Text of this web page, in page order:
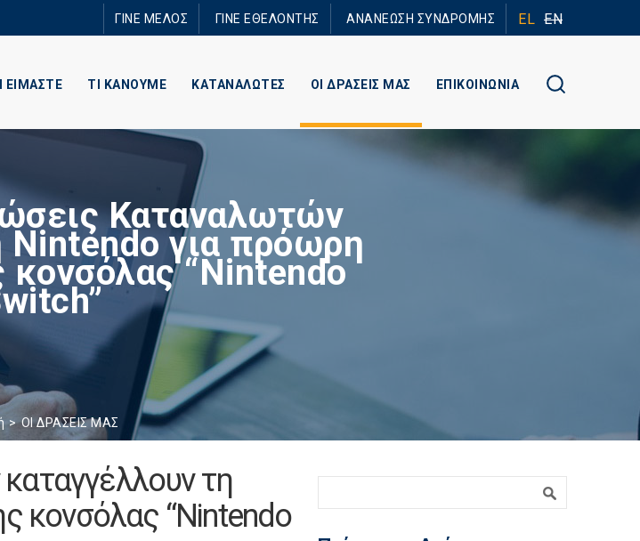
ΓΙΝΕ ΜΕΛΟΣ ΓΙΝΕ ΕΘΕΛΟΝΤΗΣ ΑΝΑΝΕΩΣΗ ΣΥΝΔΡΟΜΗΣ EL EN
ΕΙΜΑΣΤΕ ΤΙ ΚΑΝΟΥΜΕ ΚΑΤΑΝΑΛΩΤΕΣ ΟΙ ΔΡΑΣΕΙΣ ΜΑΣ ΕΠΙΚΟΙΝΩΝΙΑ
Καταναλωτών
Nintendo για πρόωρη
“Nintendo
ΟΙ ΔΡΑΣΕΙΣ ΜΑΣ
τη
κονσόλας “Nintendo